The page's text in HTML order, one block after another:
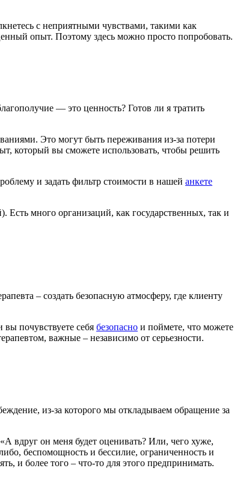
с неприятными чувствами, такими как
опыт. Поэтому здесь можно просто попробовать.
— это ценность? Готов ли я тратить
Это могут быть переживания из-за потери
который вы сможете использовать, чтобы решить
и задать фильтр стоимости в нашей анкете
Есть много организаций, как государственных, так и
– создать безопасную атмосферу, где клиенту
вы почувствуете себя безопасно и поймете, что можете
важные – независимо от серьезности.
из-за которого мы откладываем обращение за
вдруг он меня будет оценивать? Или, чего хуже,
беспомощность и бессилие, ограниченность и
и более того – что-то для этого предпринимать.